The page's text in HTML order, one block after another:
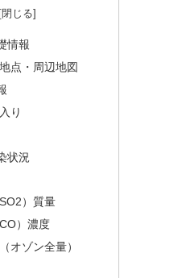
情報
点・周辺地図
り
状況
）質量
）濃度
オゾン全量）